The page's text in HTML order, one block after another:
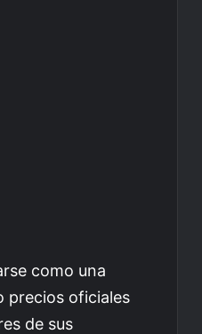
como una
precios oficiales
de sus